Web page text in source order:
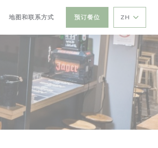
((在新窗口中打开))
地图和联系方式 预订餐位 ZH